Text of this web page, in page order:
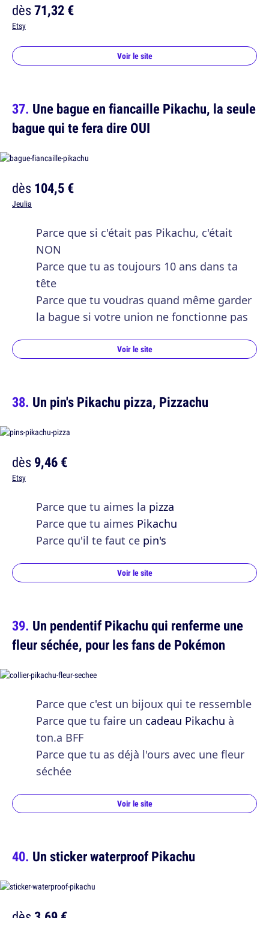
dès71,32 €
Etsy
Voir le site
Une bague en fiancaille Pikachu, la seule
bague qui te fera dire OUI
dès104,5 €
Jeulia
Parce que si c'était pas Pikachu, c'était
NON
Parce que tu as toujours 10 ans dans ta
tête
Parce que tu voudras quand même garder
la bague si votre union ne fonctionne pas
Voir le site
Un pin's Pikachu pizza, Pizzachu
dès9,46 €
Etsy
Parce que tu aimes la pizza
Parce que tu aimes Pikachu
Parce qu'il te faut ce pin's
Voir le site
Un pendentif Pikachu qui renferme une
fleur séchée, pour les fans de Pokémon
Parce que c'est un bijoux qui te ressemble
Parce que tu faire un cadeau Pikachu à
ton.a BFF
Parce que tu as déjà l'ours avec une fleur
séchée
Voir le site
Un sticker waterproof Pikachu
dès 3,69 €